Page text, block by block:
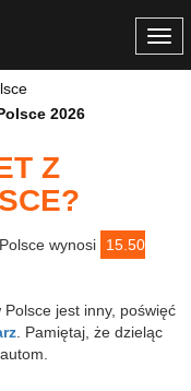
2026
Z
wynosi
15.50
jest inny, poświęć
. Pamiętaj, że dzieląc